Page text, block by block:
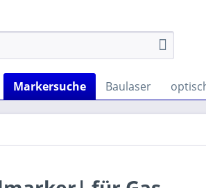
Markersuche Baulaser